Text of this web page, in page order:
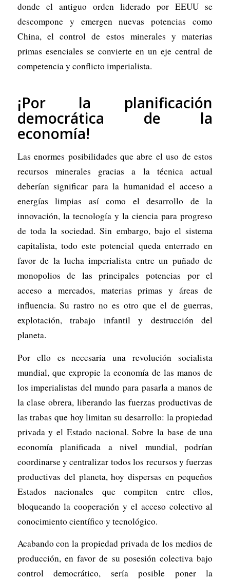
donde el antiguo orden liderado por EEUU se
descompone y emergen nuevas potencias como
China, el control de estos minerales y materias
primas esenciales se convierte en un eje central de
competencia y conflicto imperialista.
¡Por la planificación
democrática de la
economía!
Las enormes posibilidades que abre el uso de estos
recursos minerales gracias a la técnica actual
deberían significar para la humanidad el acceso a
energías limpias así como el desarrollo de la
innovación, la tecnología y la ciencia para progreso
de toda la sociedad. Sin embargo, bajo el sistema
capitalista, todo este potencial queda enterrado en
favor de la lucha imperialista entre un puñado de
monopolios de las principales potencias por el
acceso a mercados, materias primas y áreas de
influencia. Su rastro no es otro que el de guerras,
explotación, trabajo infantil y destrucción del
planeta.
Por ello es necesaria una revolución socialista
mundial, que expropie la economía de las manos de
los imperialistas del mundo para pasarla a manos de
la clase obrera, liberando las fuerzas productivas de
las trabas que hoy limitan su desarrollo: la propiedad
privada y el Estado nacional. Sobre la base de una
economía planificada a nivel mundial, podrían
coordinarse y centralizar todos los recursos y fuerzas
productivas del planeta, hoy dispersas en pequeños
Estados nacionales que compiten entre ellos,
bloqueando la cooperación y el acceso colectivo al
conocimiento científico y tecnológico.
Acabando con la propiedad privada de los medios de
producción, en favor de su posesión colectiva bajo
control democrático, sería posible poner la